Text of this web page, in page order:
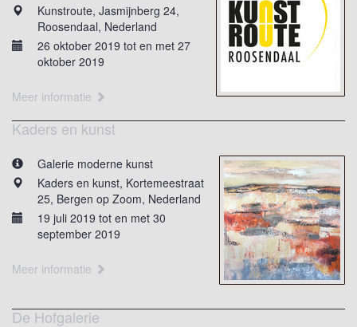
Kunstroute, Jasmijnberg 24,
Roosendaal, Nederland
26 oktober 2019 tot en met 27
oktober 2019
Meer informatie
Kaders en kunst
Galerie moderne kunst
Kaders en kunst, Kortemeestraat
25, Bergen op Zoom, Nederland
19 juli 2019 tot en met 30
september 2019
Meer informatie
De Hofgalerie